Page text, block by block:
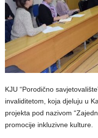
KJU “Porodično
invaliditetom, koja djeluju u
projekta pod nazivom
promocije inkluzivne kulture.